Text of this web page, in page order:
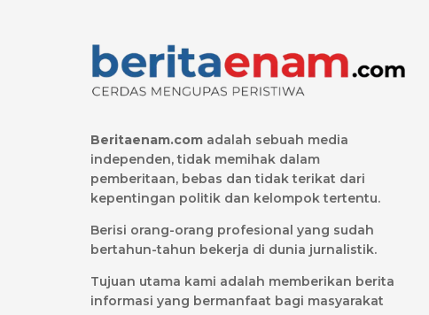
Beritaenam.com adalah sebuah media
independen, tidak memihak dalam
pemberitaan, bebas dan tidak terikat dari
kepentingan politik dan kelompok tertentu.
Berisi orang-orang profesional yang sudah
bertahun-tahun bekerja di dunia jurnalistik.
Tujuan utama kami adalah memberikan berita
informasi yang bermanfaat bagi masyarakat